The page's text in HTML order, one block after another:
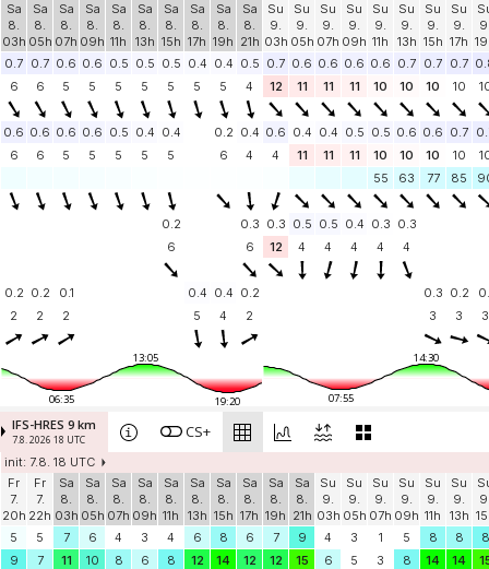
Sa
8.
03h
Sa
8.
05h
Sa
8.
07h
Sa
8.
09h
Sa
8.
11h
Sa
8.
13h
Sa
8.
15h
Sa
8.
17h
Sa
8.
19h
Sa
8.
21h
Su
9.
03h
Su
9.
05h
Su
9.
07h
Su
9.
09h
Su
9.
11h
Su
9.
13h
Su
9.
15h
Su
9.
17h
0.7 0.7 0.6 0.6 0.5 0.5 0.5 0.4 0.4 0.5 0.7 0.6 0.6 0.6 0.6 0.7 0.7 0.7
6
6 5 5 5 5 5 5 5 4 12 11 11 11 10 10 10 10
0.6 0.6 0.6 0.6 0.5 0.4 0.4 0.2 0.4 0.6 0.4 0.4 0.5 0.5 0.6 0.6 0.7
6
6 5 5 5 5 5 6 4 4 11 11 11 10 10 10 10
55
63 77 85
0.2 0.3 0.3 0.5 0.5 0.4 0.3 0.3
6
6 12 4 4 4 4 4
0.2 0.2 0.1 0.4 0.4 0.2 0.3 0.2
2
2 2 5 4 2 3 3 3
13:05
06:35 19:20
14:30
07:55
IFS-HRES 9 km
7.8. 2026 18 UTC CS+
init: 7.8. 18 UTC
Fr
7.
20h
Fr
7.
22h
Sa
8.
03h
Sa
8.
05h
Sa
8.
07h
Sa
8.
09h
Sa
8.
11h
Sa
8.
13h
Sa
8.
15h
Sa
8.
17h
Sa
8.
19h
Sa
8.
21h
Su
9.
03h
Su
9.
05h
Su
9.
07h
Su
9.
09h
Su
9.
11h
Su
9.
13h
5
5 7 6 4 3 4 6 8 6 7 9 4 3 1 5 8 8
8
9
7 11 10 8 6 8 12 14 12 12 15 6 5 3 8 14 14